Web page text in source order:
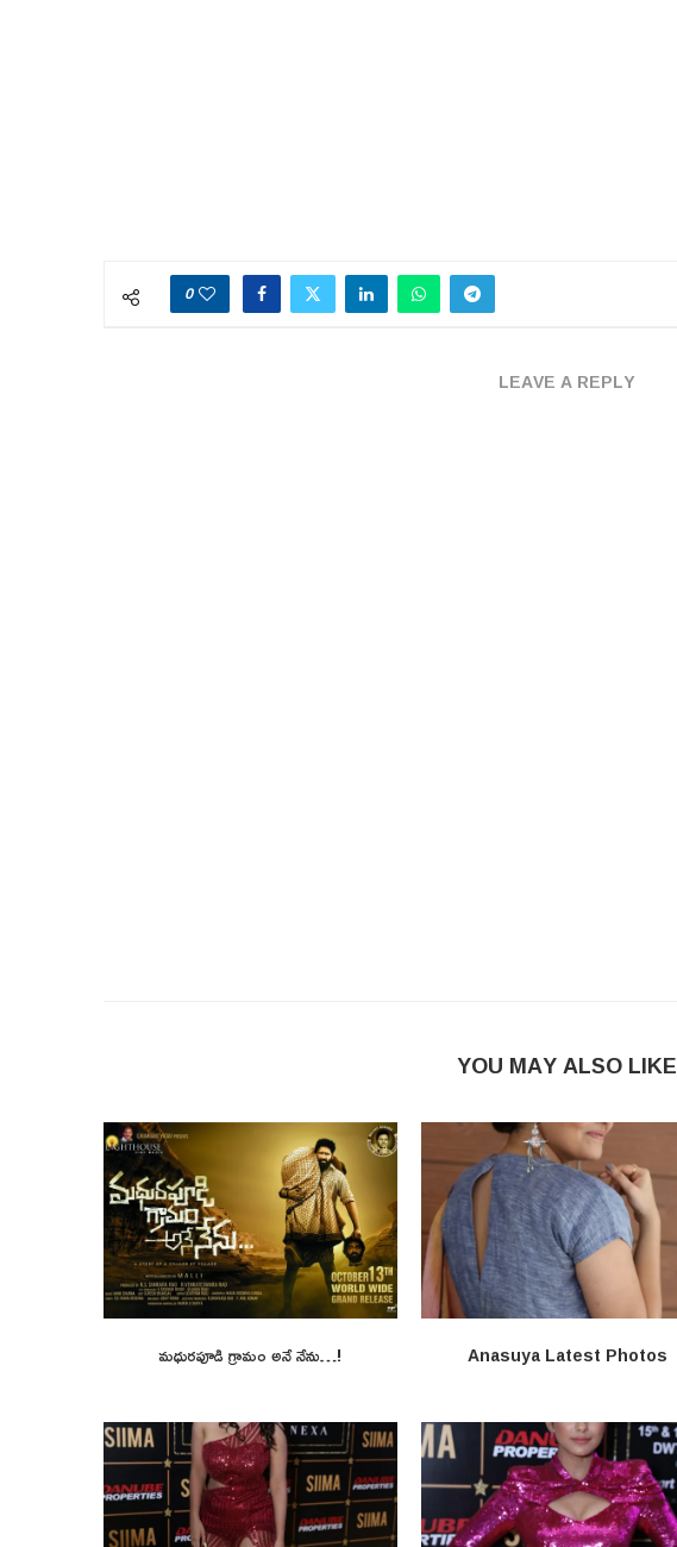
0
LEAVE A REPLY
YOU MAY ALSO LIKE
మధురపూడి గ్రామం అనే నేను…! Anasuya Latest Photos